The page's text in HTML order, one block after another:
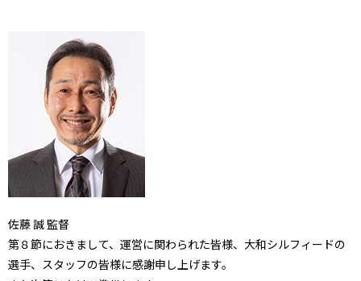
佐藤 誠 監督
第８節におきまして、運営に関わられた皆様、 大和シルフィードの
選手、スタッフの皆様に感謝申し上げます。